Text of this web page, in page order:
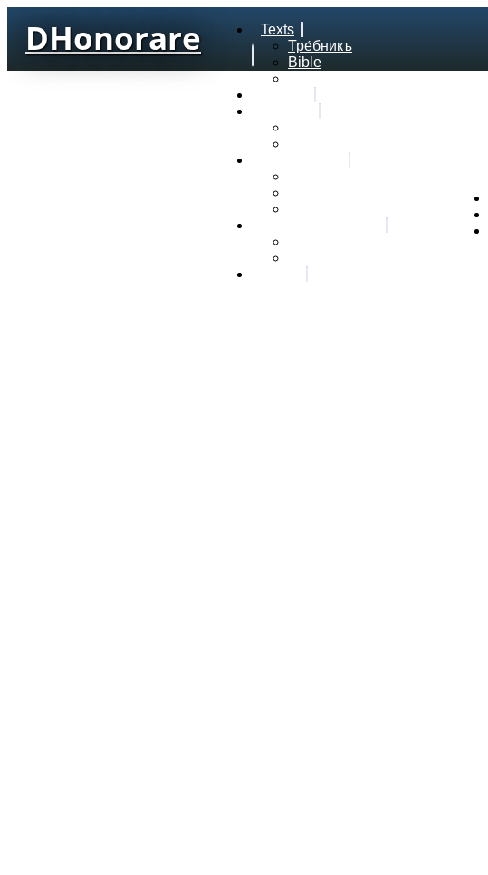
DHonorare
Texts
Тре́бникъ
Bible